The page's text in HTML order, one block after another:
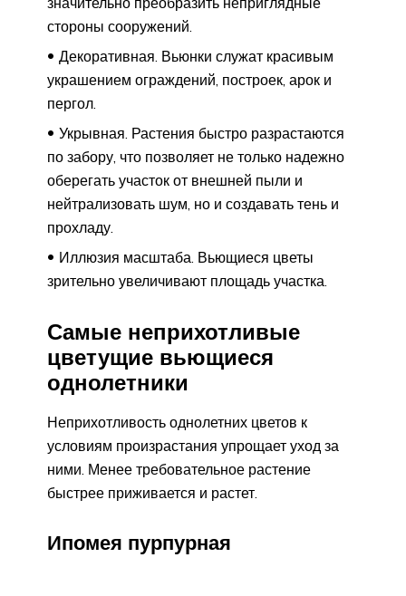
стороны сооружений.
Декоративная. Вьюнки служат красивым
украшением ограждений, построек, арок и
пергол.
Укрывная. Растения быстро разрастаются
по забору, что позволяет не только надежно
оберегать участок от внешней пыли и
нейтрализовать шум, но и создавать тень и
прохладу.
Иллюзия масштаба. Вьющиеся цветы
зрительно увеличивают площадь участка.
Самые неприхотливые
цветущие вьющиеся
однолетники
Неприхотливость однолетних цветов к
условиям произрастания упрощает уход за
ними. Менее требовательное растение
быстрее приживается и растет.
Ипомея пурпурная